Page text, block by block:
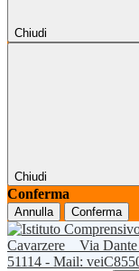
Chiudi
Chiudi
Conferma
Annulla Conferma
Cavarzere
Via
51114 - Mail: